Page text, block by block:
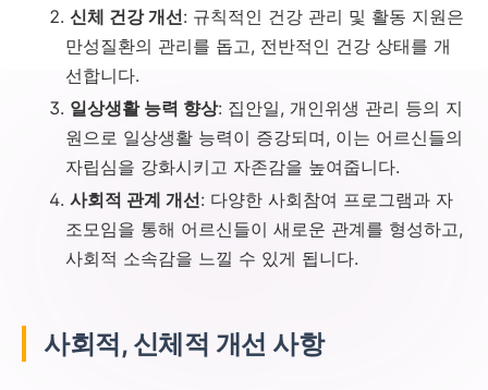
신체 건강 개선: 규칙적인 건강 관리 및 활동 지원은
만성질환의 관리를 돕고, 전반적인 건강 상태를 개
선합니다.
일상생활 능력 향상: 집안일, 개인위생 관리 등의 지
원으로 일상생활 능력이 증강되며, 이는 어르신들의
자립심을 강화시키고 자존감을 높여줍니다.
사회적 관계 개선: 다양한 사회참여 프로그램과 자
조모임을 통해 어르신들이 새로운 관계를 형성하고,
사회적 소속감을 느낄 수 있게 됩니다.
사회적, 신체적 개선 사항